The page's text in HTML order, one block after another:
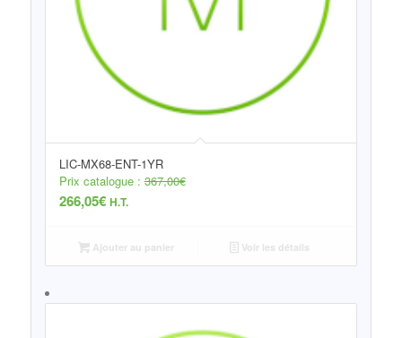
LIC-MX68-ENT-1YR
Prix catalogue :367,00€
266,05€ H.T.
Ajouter au panier Voir les détails